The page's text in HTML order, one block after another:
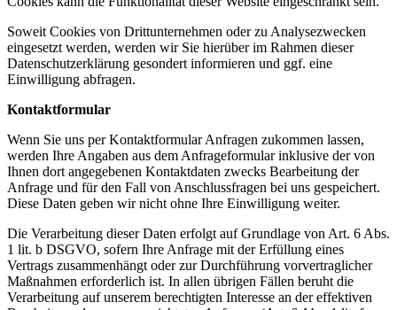
Soweit Cookies von Drittunternehmen oder zu Analysezwecken
eingesetzt werden, werden wir Sie hierüber im Rahmen dieser
Datenschutzerklärung gesondert informieren und ggf. eine
Einwilligung abfragen.
Kontaktformular
Wenn Sie uns per Kontaktformular Anfragen zukommen lassen,
werden Ihre Angaben aus dem Anfrageformular inklusive der von
Ihnen dort angegebenen Kontaktdaten zwecks Bearbeitung der
Anfrage und für den Fall von Anschlussfragen bei uns gespeichert.
Diese Daten geben wir nicht ohne Ihre Einwilligung weiter.
Die Verarbeitung dieser Daten erfolgt auf Grundlage von Art. 6 Abs.
1 lit. b DSGVO, sofern Ihre Anfrage mit der Erfüllung eines
Vertrags zusammenhängt oder zur Durchführung vorvertraglicher
Maßnahmen erforderlich ist. In allen übrigen Fällen beruht die
Verarbeitung auf unserem berechtigten Interesse an der effektiven